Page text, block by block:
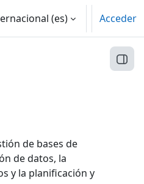
‎(es)‎ Acceder
de bases de
de datos, la
y la planificación y